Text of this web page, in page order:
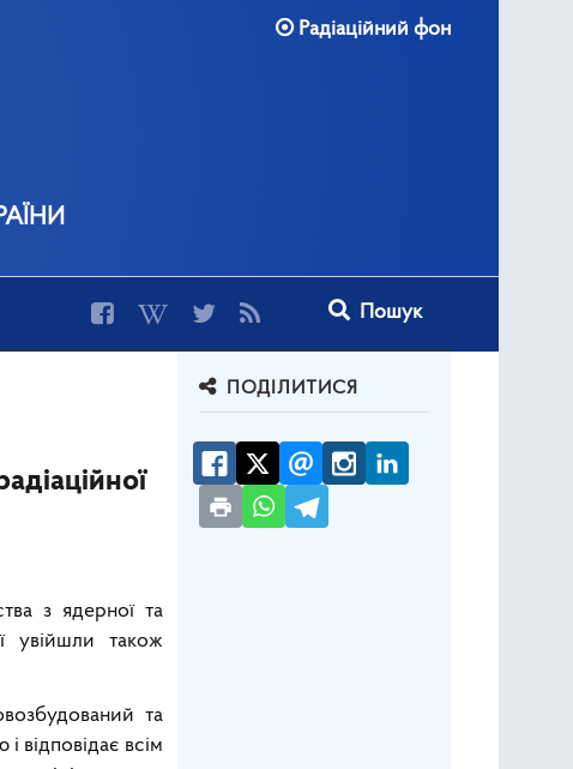
Радіаційний фон
Type 2 or more characters for
Пошук
з ядерної та
увійшли також
та
відповідає всім
ПОДІЛИТИСЯ